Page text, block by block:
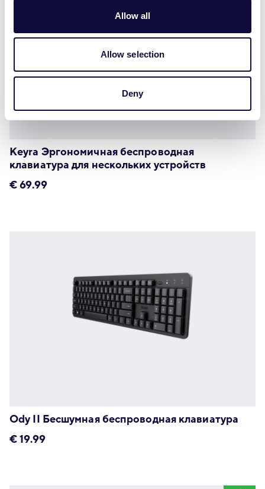
Allow all
Allow selection
Deny
Keyra Эргономичная беспроводная
клавиатура для нескольких устройств
€69.99
Ody II Бесшумная беспроводная клавиатура
€19.99